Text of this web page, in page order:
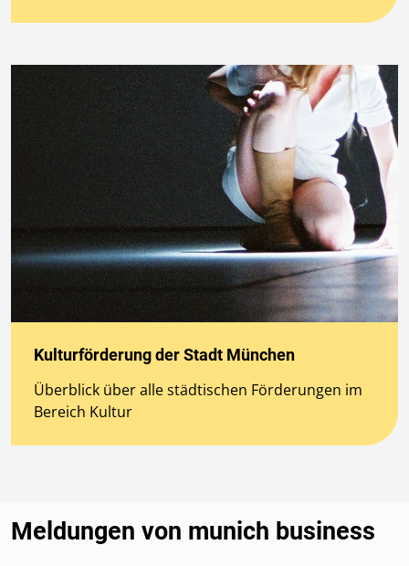
Kulturförderung der Stadt München
Überblick über alle städtischen Förderungen im
Bereich Kultur
Meldungen von munich business